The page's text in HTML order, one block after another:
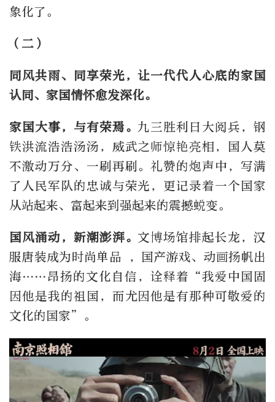
象化了。
（二）
同风共雨、同享荣光，让一代代人心底的家国
认同、家国情怀愈发深化。
家国大事，与有荣焉。 九三胜利日大阅兵，钢
铁洪流浩浩汤汤，威武之师惊艳亮相，国人莫
不激动万分、一刷再刷。礼赞的炮声中，写满
了人民军队的忠诚与荣光，更记录着一个国家
从站起来、富起来到强起来的震撼蜕变。
国风涌动，新潮澎湃。 文博场馆排起长龙，汉
服唐装成为时尚单品 ，国产游戏、动画扬帆出
海……昂扬的文化自信，诠释着“我爱中国固
因他是我的祖国，而尤因他是有那种可敬爱的
文化的国家”。